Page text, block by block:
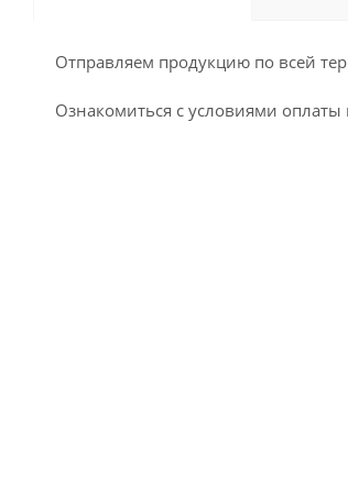
Отправляем продукцию по всей
Ознакомиться с условиями